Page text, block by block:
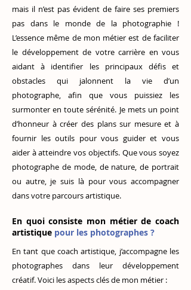
mais il n’est pas évident de faire ses premiers
pas dans le monde de la photographie !
L’essence même de mon métier est de faciliter
le développement de votre carrière en vous
aidant à identifier les principaux défis et
obstacles qui jalonnent la vie d’un
photographe, afin que vous puissiez les
surmonter en toute sérénité. Je mets un point
d’honneur à créer des plans sur mesure et à
fournir les outils pour vous guider et vous
aider à atteindre vos objectifs. Que vous soyez
photographe de mode, de nature, de portrait
ou autre, je suis là pour vous accompagner
dans votre parcours artistique.
En quoi consiste mon métier de coach
artistique pour les photographes ?
En tant que coach artistique, j’accompagne les
photographes dans leur développement
créatif. Voici les aspects clés de mon métier :